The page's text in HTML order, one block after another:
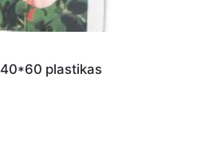
40*60 plastikas